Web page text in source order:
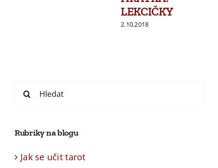
LEKCIČKY
2.10.2018
Search
Rubriky na blogu
Jak se učit tarot